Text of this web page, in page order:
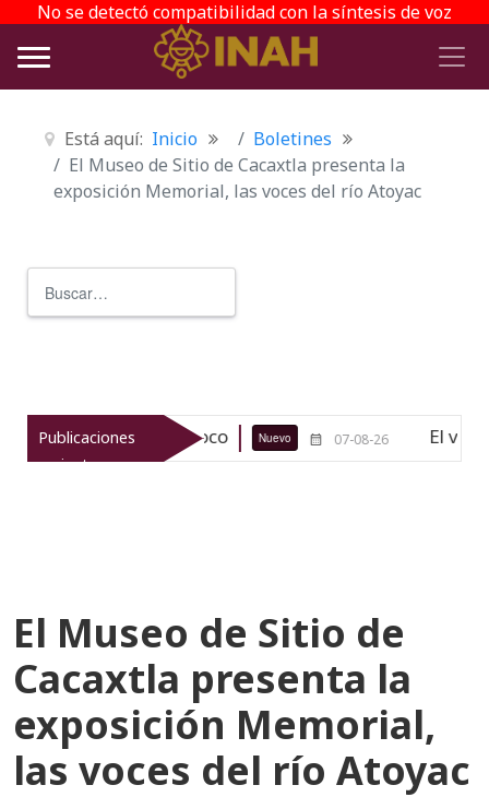
No se detectó compatibilidad con la síntesis de voz
Está aquí: Inicio
Boletines
El Museo de Sitio de Cacaxtla presenta la
exposición Memorial, las voces del río Atoyac
Publicaciones
recientes
de Texcoco Nuevo 07-08-26 El viaje del jíkuri:
El Museo de Sitio de
Cacaxtla presenta la
exposición Memorial,
las voces del río Atoyac